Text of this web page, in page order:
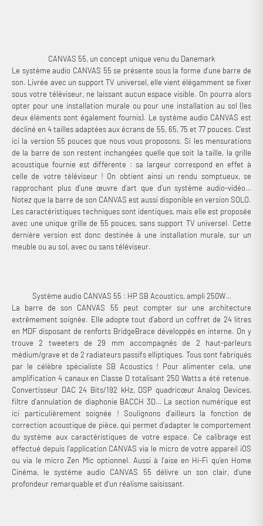
CANVAS 55, un concept unique venu du Danemark
Le système audio CANVAS 55 se présente sous la forme d’une barre de
son. Livrée avec un support TV universel, elle vient élégamment se fixer
sous votre téléviseur, ne laissant aucun espace visible. On pourra alors
opter pour une installation murale ou pour une installation au sol (les
deux éléments sont également fournis). Le système audio CANVAS est
décliné en 4 tailles adaptées aux écrans de 55, 65, 75 et 77 pouces. C’est
ici la version 55 pouces que nous vous proposons. Si les mensurations
de la barre de son restent inchangées quelle que soit la taille, la grille
acoustique fournie est différente : sa largeur correspond en effet à
celle de votre téléviseur ! On obtient ainsi un rendu somptueux, se
rapprochant plus d’une œuvre d’art que d’un système audio-vidéo…
Notez que la barre de son CANVAS est aussi disponible en version SOLO.
Les caractéristiques techniques sont identiques, mais elle est proposée
avec une unique grille de 55 pouces, sans support TV universel. Cette
dernière version est donc destinée à une installation murale, sur un
meuble ou au sol, avec ou sans téléviseur.
Système audio CANVAS 55 : HP SB Acoustics, ampli 250W…
La barre de son CANVAS 55 peut compter sur une architecture
extrêmement soignée. Elle adopte tout d’abord un coffret de 24 litres
en MDF disposant de renforts BridgeBrace développés en interne. On y
trouve 2 tweeters de 29 mm accompagnés de 2 haut-parleurs
médium/grave et de 2 radiateurs passifs elliptiques. Tous sont fabriqués
par le célèbre spécialiste SB Acoustics ! Pour alimenter cela, une
amplification 4 canaux en Classe D totalisant 250 Watts a été retenue.
Convertisseur DAC 24 Bits/192 kHz, DSP quadricœur Analog Devices,
filtre d’annulation de diaphonie BACCH 3D… La section numérique est
ici particulièrement soignée ! Soulignons d’ailleurs la fonction de
correction acoustique de pièce, qui permet d’adapter le comportement
du système aux caractéristiques de votre espace. Ce calibrage est
effectué depuis l’application CANVAS via le micro de votre appareil iOS
ou via le micro Zen Mic optionnel. Aussi à l’aise en Hi-Fi qu’en Home
Cinéma, le système audio CANVAS 55 délivre un son clair, d’une
profondeur remarquable et d’un réalisme saisissant.